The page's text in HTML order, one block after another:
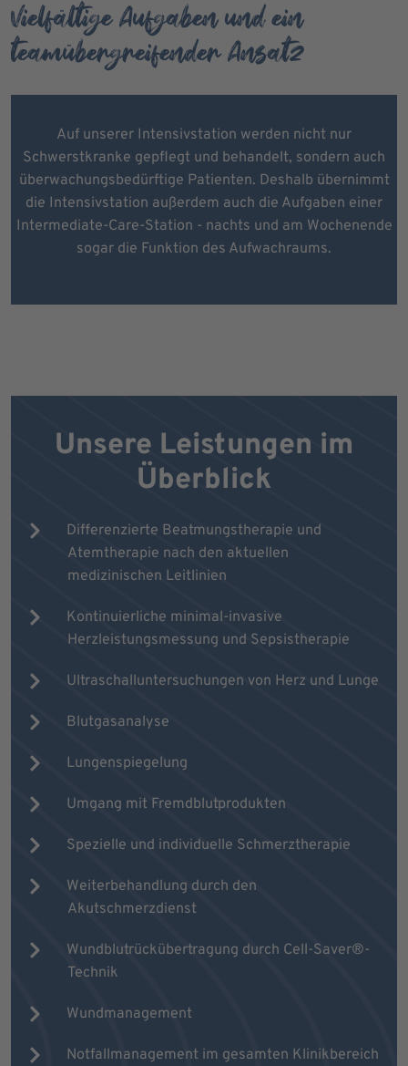
Vielfältige Aufgaben und ein
teamübergreifender Ansatz
Auf unserer Intensivstation werden nicht nur
Schwerstkranke gepflegt und behandelt, sondern auch
überwachungsbedürftige Patienten. Deshalb übernimmt
die Intensivstation außerdem auch die Aufgaben einer
Intermediate-Care-Station - nachts und am Wochenende
sogar die Funktion des Aufwachraums.
Unsere Leistungen im
Überblick
Differenzierte Beatmungstherapie und
Atemtherapie nach den aktuellen
medizinischen Leitlinien
Kontinuierliche minimal-invasive
Herzleistungsmessung und Sepsistherapie
Ultraschalluntersuchungen von Herz und Lunge
Blutgasanalyse
Lungenspiegelung
Umgang mit Fremdblutprodukten
Spezielle und individuelle Schmerztherapie
Weiterbehandlung durch den
Akutschmerzdienst
Wundblutrückübertragung durch Cell-Saver®-
Technik
Wundmanagement
Notfallmanagement im gesamten Klinikbereich